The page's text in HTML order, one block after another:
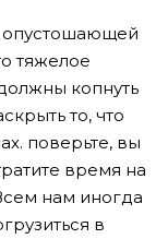
опустошающей
тяжелое
копнуть
то, что
поверьте, вы
время на
нам иногда
в